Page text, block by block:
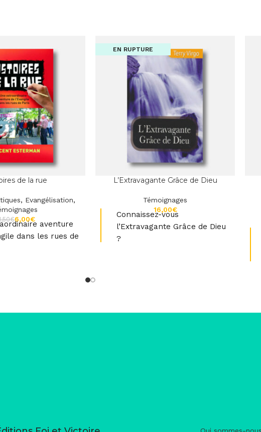
de la rue
, Evangélisation,
€6,00€
aventure
dans les rues de
ce livre va vous
EN RUPTURE
L’Extravagante Grâce de Dieu
Témoignages
€
Connaissez-vous
l’Extravagante Grâce de Dieu
?
Qui sommes-